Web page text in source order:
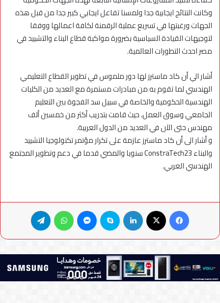
وكانت النتائج ايجابية جدا ولمسنا تفاعل ايجابي كبير جدا من قبل هذه
الجهات ورغبتها في تسريع عملية الرقمنة لكافة اعمالها ووفقا
لتوجيهات القيادة السياسية بضرورة مواكبة قطاع البناء والتشييد في
مصر احدث التطورات العالمية.
أشار الي أن كاد ماسترز لها دور ملموس في تطوير القطاع التعليمي
الهندسي لما تقوم به من مبادرات مستمرة مع العديد من الكليات
الهندسية الحكومية والخاصة في سبيل سد الفجوة بين التعليم
الجامعي وسوق العمل، حيث قامت بتدريب أكثر من خمسين ألف
مهندس حتى الآن في العديد من الدول العربية.
و أشار الى أن كاد ماسترز عازمة على تكرار مؤتمر تكنولوجيا التشييد
والبناء ConstraTech23 سنويا والمضي قدما في دعم وتطوير المجتمع
الهندسي العربي.
فيسبوك لينكدإن سكايب ماسنجر واتساب